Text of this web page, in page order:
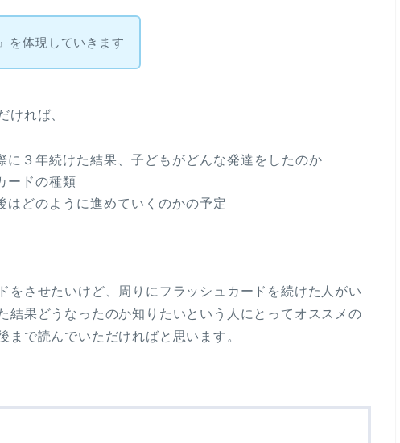
を体現していきます
ければ、
に３年続けた結果、子どもがどんな発達をしたのか
ードの種類
はどのように進めていくのかの予定
をさせたいけど、周りにフラッシュカードを続けた人がい
結果どうなったのか知りたいという人にとってオススメの
まで読んでいただければと思います。